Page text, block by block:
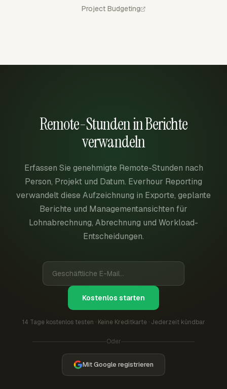
Project Budgeting
Remote-Stunden in Berichte
verwandeln
Erfassen Sie genehmigte Remote-Stunden nach
Person, Projekt und Datum. Everhour Reporting
verwandelt diese Aufzeichnung in Exporte, geplante
Berichte und Managementansichten für
Lohnabrechnung, Abrechnung und Workload-
Entscheidungen.
Kostenlos starten
14 Tage kostenlos testen · Keine Kreditkarte · Jederzeit kündbar
Oder
Mit Google registrieren